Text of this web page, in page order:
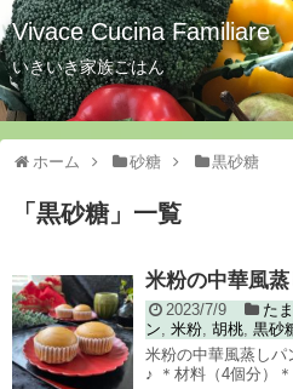
Vivace Cucina Familiare
いきいき家族ごはん
ホーム 砂糖 黒砂糖
「 黒砂糖」 一覧
米粉の中華風蒸
2023/7/9 た
ン, 米粉, 胡桃, 黒砂
米粉の中華風蒸しパ
♪ ＊材料（4個分